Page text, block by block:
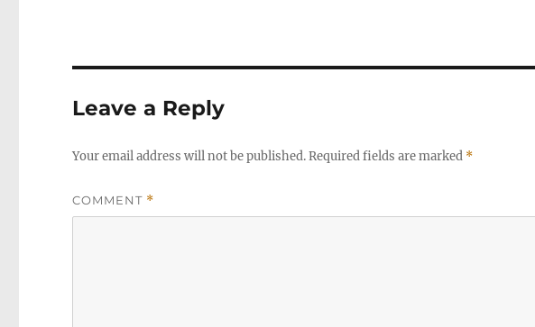
Leave a Reply
Your email address will not be published.Required fields are marked *
COMMENT *